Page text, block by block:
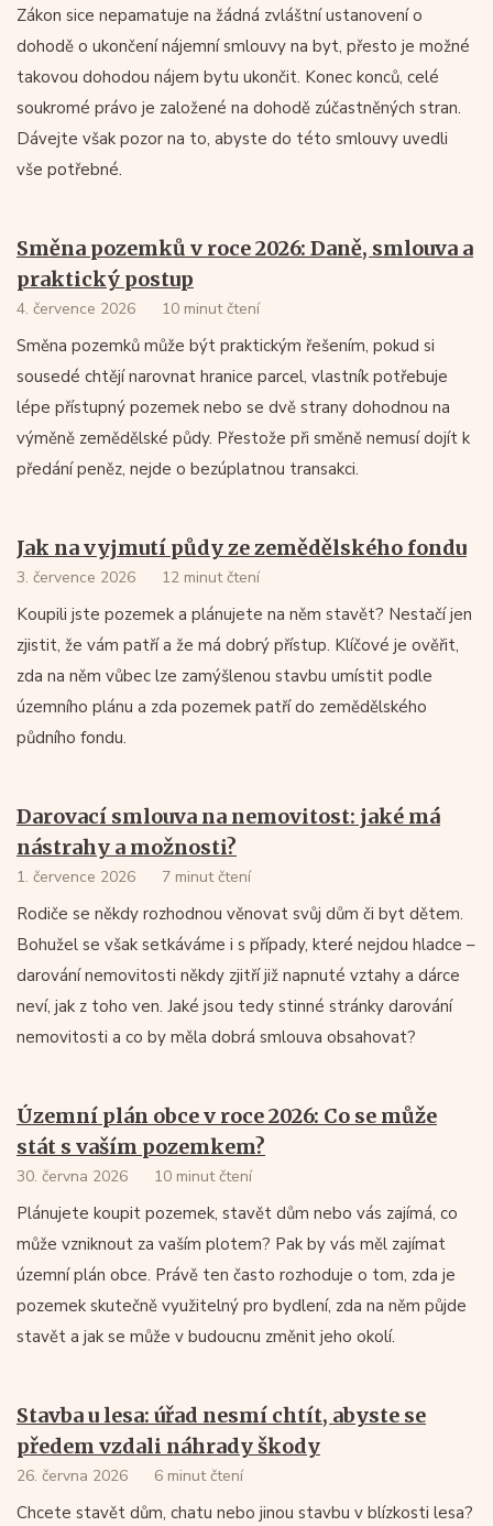
Zákon sice nepamatuje na žádná zvláštní ustanovení o
dohodě o ukončení nájemní smlouvy na byt, přesto je možné
takovou dohodou nájem bytu ukončit. Konec konců, celé
soukromé právo je založené na dohodě zúčastněných stran.
Dávejte však pozor na to, abyste do této smlouvy uvedli
vše potřebné.
Směna pozemků v roce 2026: Daně, smlouva a
praktický postup
4. července 2026 10 minut čtení
Směna pozemků může být praktickým řešením, pokud si
sousedé chtějí narovnat hranice parcel, vlastník potřebuje
lépe přístupný pozemek nebo se dvě strany dohodnou na
výměně zemědělské půdy. Přestože při směně nemusí dojít k
předání peněz, nejde o bezúplatnou transakci.
Jak na vyjmutí půdy ze zemědělského fondu
3. července 2026 12 minut čtení
Koupili jste pozemek a plánujete na něm stavět? Nestačí jen
zjistit, že vám patří a že má dobrý přístup. Klíčové je ověřit,
zda na něm vůbec lze zamýšlenou stavbu umístit podle
územního plánu a zda pozemek patří do zemědělského
půdního fondu.
Darovací smlouva na nemovitost: jaké má
nástrahy a možnosti?
1. července 2026 7 minut čtení
Rodiče se někdy rozhodnou věnovat svůj dům či byt dětem.
Bohužel se však setkáváme i s případy, které nejdou hladce –
darování nemovitosti někdy zjitří již napnuté vztahy a dárce
neví, jak z toho ven. Jaké jsou tedy stinné stránky darování
nemovitosti a co by měla dobrá smlouva obsahovat?
Územní plán obce v roce 2026: Co se může
stát s vaším pozemkem?
30. června 2026 10 minut čtení
Plánujete koupit pozemek, stavět dům nebo vás zajímá, co
může vzniknout za vaším plotem? Pak by vás měl zajímat
územní plán obce. Právě ten často rozhoduje o tom, zda je
pozemek skutečně využitelný pro bydlení, zda na něm půjde
stavět a jak se může v budoucnu změnit jeho okolí.
Stavba u lesa: úřad nesmí chtít, abyste se
předem vzdali náhrady škody
26. června 2026 6 minut čtení
Chcete stavět dům, chatu nebo jinou stavbu v blízkosti lesa?